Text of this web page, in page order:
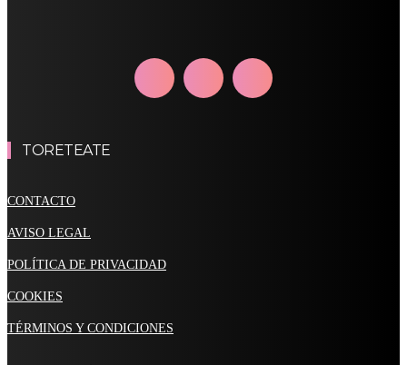
TORETEATE
CONTACTO
AVISO LEGAL
POLÍTICA DE PRIVACIDAD
COOKIES
TÉRMINOS Y CONDICIONES